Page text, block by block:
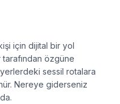
için dijital bir yol
özgüne
sessil rotalara
Nereye giderseniz